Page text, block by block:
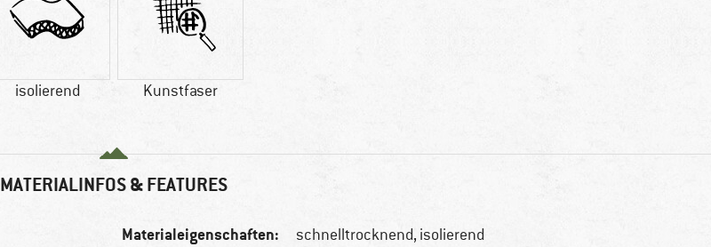
isolierend Kunstfaser
MATERIALINFOS & FEATURES
Materialeigenschaften: schnelltrocknend, isolierend